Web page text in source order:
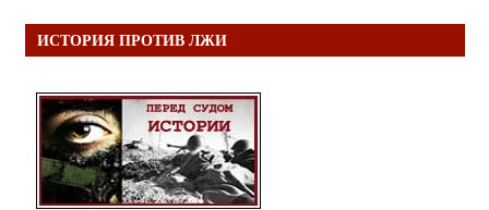
ИСТОРИЯ ПРОТИВ ЛЖИ